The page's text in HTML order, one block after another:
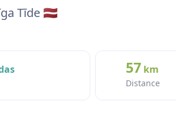
Tīde 🇱🇻
57 km
Distance